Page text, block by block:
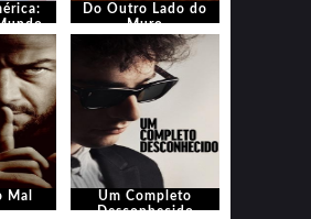
Do Outro Lado do
Muro
Mal
Um Completo
Desconhecido